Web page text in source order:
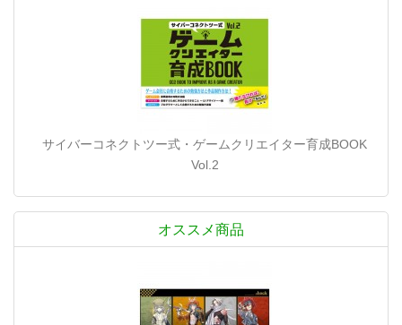
サイバーコネクトツー式・ゲームクリエイター育成BOOK
Vol.2
オススメ商品